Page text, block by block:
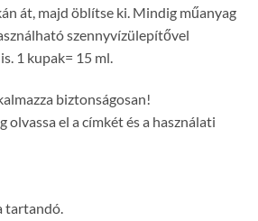
át, majd öblítse ki. Mindig műanyag
szennyvízülepítővel
1 kupak= 15 ml.
biztonságosan!
el a címkét és a használati
tartandó.